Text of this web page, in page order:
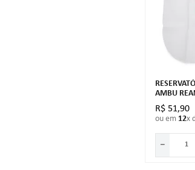
AMBU
R$ 51,90
ou em 12x
－